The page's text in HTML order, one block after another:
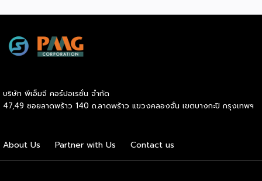
2019 ที่ TA Associates เข้าเทกโอเวอร์ต่อ และล่าสุดคือการส่ง
ไม้ต่อให้ Bain Capital ในปี 2026 นี้ ตลอดสองทศวรรษ
บริษัท พีเอ็มจี คอร์ปอเรชั่น จำกัด
47,49 ซอยลาดพร้าว 140 ถ.ลาดพร้าว แขวงคลองจั่น เขตบางกะปิ กรุงเทพฯ
About Us Partner with Us Contact us